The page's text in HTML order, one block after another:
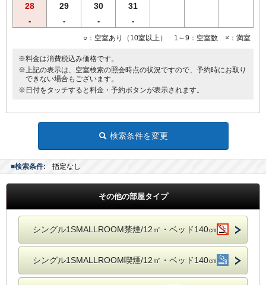
28
-
29
-
30
-
31
-
○：空室あり（10室以上） 1～9：空室数 ×：満室
※料金は消費税込み価格です。
※上記の表示は、空室検索の照会時点の状況ですので、予約時にお取り
できない場合もございます。
※日付をタッチすると料金・予約ボタンが表示されます。
検索条件を変更
■検索条件: 指定なし
その他の部屋タイプ
シングル1SMALLROOM禁煙/12㎡・ベッド140㎝
シングル1SMALLROOM喫煙/12㎡・ベッド140㎝